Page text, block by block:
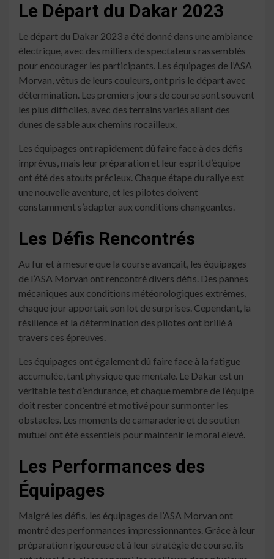
Le Départ du Dakar 2023
Le départ du Dakar 2023 a été donné dans une ambiance
électrique, avec des milliers de spectateurs rassemblés
pour encourager les participants. Les équipages de l’ASA
Morvan, vêtus de leurs couleurs, ont pris le départ avec
détermination. Les premiers jours de course sont souvent
les plus difficiles, avec des terrains variés allant des
dunes de sable aux chemins rocailleux.
Les équipages ont rapidement dû faire face à des défis
imprévus, mais leur préparation et leur esprit d’équipe
ont été des atouts précieux. Chaque étape du rallye est
une nouvelle aventure, et les pilotes doivent
constamment s’adapter aux conditions changeantes.
Les Défis Rencontrés
Au fur et à mesure que la course avançait, les équipages
de l’ASA Morvan ont rencontré divers défis. Des pannes
mécaniques aux conditions météorologiques extrêmes,
chaque jour apportait son lot de surprises. Cependant, la
résilience et la détermination des pilotes ont brillé à
travers ces épreuves.
Les équipages ont également dû faire face à la fatigue
accumulée, tant physique que mentale. Le Dakar est un
véritable test d’endurance, et chaque membre de l’équipe
doit rester concentré et motivé pour surmonter les
obstacles. Les moments de camaraderie et de soutien
mutuel ont été essentiels pour maintenir le moral élevé.
Les Performances des
Équipages
Malgré les défis, les équipages de l’ASA Morvan ont
montré des performances impressionnantes. Grâce à leur
préparation rigoureuse et à leur stratégie de course, ils